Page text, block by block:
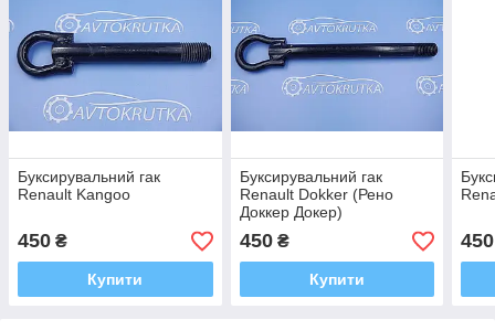
Буксирувальний гак
Renault Kangoo
450 ₴
Купити
Буксирувальний гак
Renault Dokker (Рено
Доккер Докер)
450₴
Купити
450